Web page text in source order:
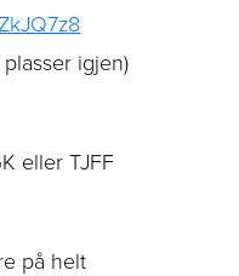
igjen)
eller TJFF
på helt